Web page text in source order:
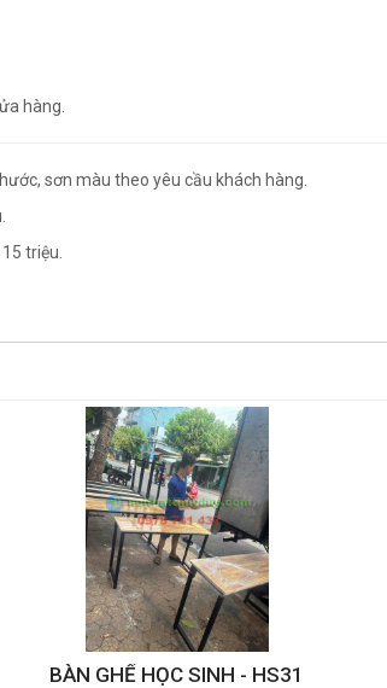
hàng.
sơn màu theo yêu cầu khách hàng.
triệu.
BÀN GHẾ HỌC SINH - HS31